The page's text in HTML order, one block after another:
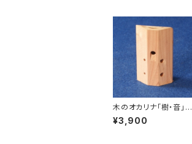
木のオカリナ「樹・音」キ
ット
¥3,900